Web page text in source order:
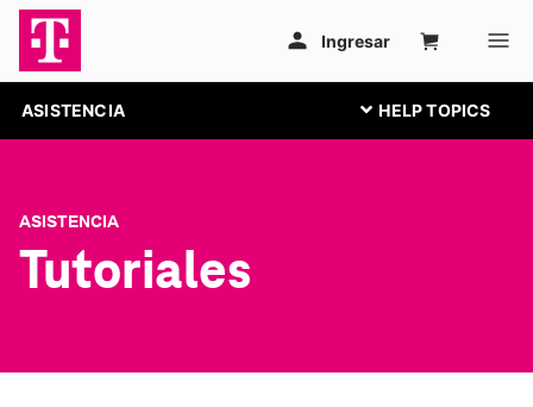
ASISTENCIA
ASISTENCIA
Tutoriales